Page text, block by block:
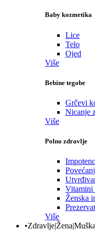
Baby kozmetika
Lice
Telo
Ojed
Više
Bebine tegobe
Grčevi
Nicanje
Više
Polno zdravlje
Vitamini
Ženska
Više